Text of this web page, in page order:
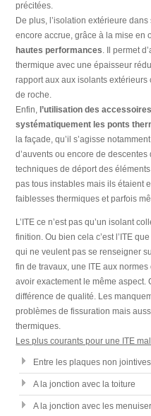
précitées.
De plus, l’isolation extérieure
encore accrue, grâce à la mise en
hautes performances. Il permet
thermique avec une épaisseur
rapport aux aux isolants
de roche.
Enfin, l’utilisation des
systématiquement les ponts
la façade, qu’il s’agisse
d’auvents ou encore de
techniques de déport des
pas tous instables mais ils étaient
faiblesses thermiques et parfois
L’ITE ce n’est pas qu’un isolant
finition. Ou bien cela c’est l’ITE
qui ne veulent pas se renseigner
fin de travaux, une ITE aux
avoir exactement le même aspect.
différence de qualité. Les
problèmes de fissuration mais
thermiques.
Les plus courants pour une ITE
Entre les plaques non jointives
A la jonction avec la toiture
A la jonction avec les